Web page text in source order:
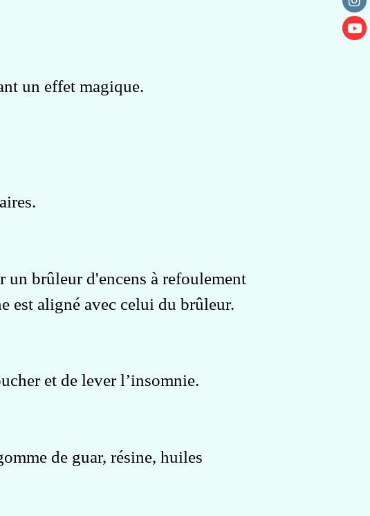
un effet magique.
un brûleur d'encens à refoulement
est aligné avec celui du brûleur.
et de lever l’insomnie.
de guar, résine, huiles